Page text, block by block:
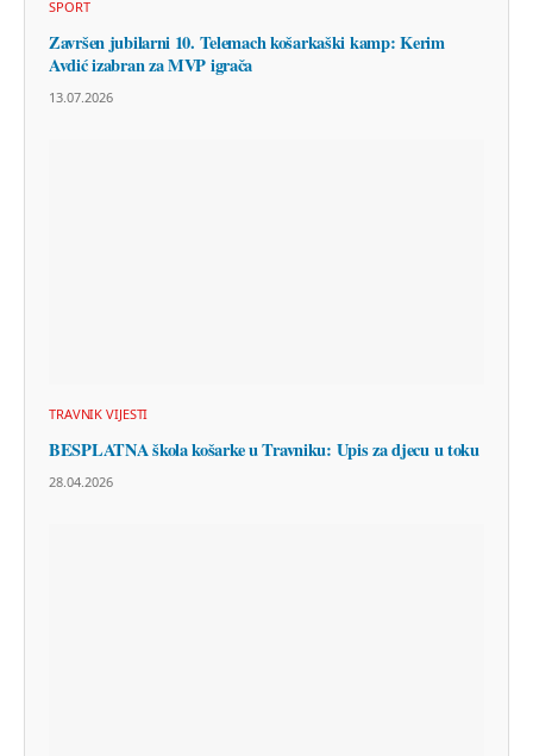
SPORT
Završen jubilarni 10. Telemach košarkaški kamp: Kerim
Avdić izabran za MVP igrača
13.07.2026
TRAVNIK VIJESTI
BESPLATNA škola košarke u Travniku: Upis za djecu u toku
28.04.2026